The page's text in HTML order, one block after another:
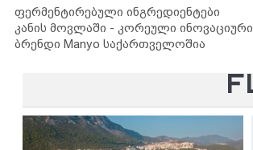
ფერმენტირებული ინგრედიენტები
კანის მოვლაში - კორეული ინოვაციური
ბრენდი Manyo საქართველოშია